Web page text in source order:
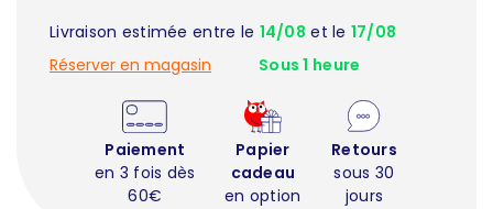
Livraison estimée entre le 14/08 et le 17/08
Réserver en magasin
Sous 1 heure
Paiement
en 3 fois dès
60€
Papier
cadeau
en option
Retours
sous 30
jours